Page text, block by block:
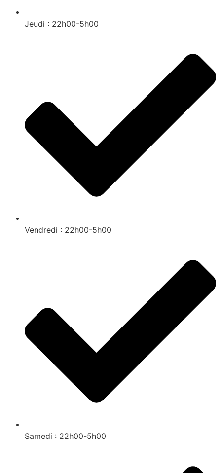
Jeudi : 22h00-5h00
Vendredi : 22h00-5h00
Samedi : 22h00-5h00